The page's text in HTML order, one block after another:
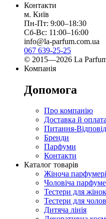
Контакти
м. Київ
Пн-Пт: 9:00–18:30
Сб-Вс: 11:00–16:00
info@la-parfum.com.ua
067 639-25-25
© 2015—2026 La
Компанія
Допомога
Про компанію
Доставка й
Питання-
Бренди
Парфуми
Контакти
Каталог товарів
Жіноча
Чоловіча
Тестери для жінок
Тестери для
Дитяча лінія